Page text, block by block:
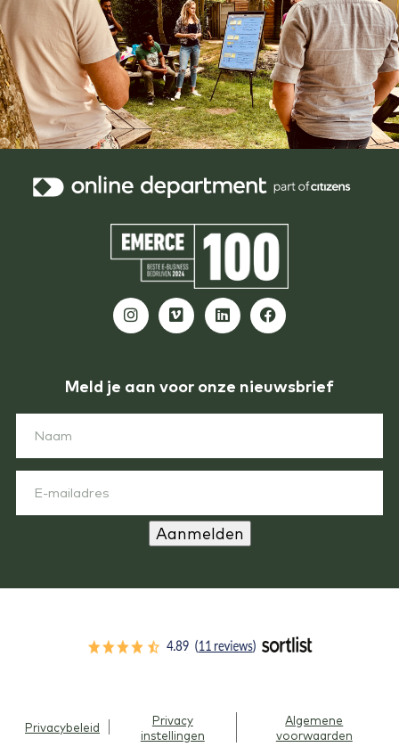
Meld je aan voor onze nieuwsbrief
Aanmelden
Privacybeleid
Privacy
instellingen
Algemene
voorwaarden